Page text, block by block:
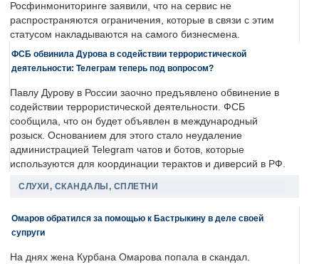
Росфинмониторинге заявили, что на сервис не
распространяются ограничения, которые в связи с этим
статусом накладываются на самого бизнесмена.
ФСБ обвинила Дурова в содействии террористической
деятельности: Телеграм теперь под вопросом?
Павлу Дурову в России заочно предъявлено обвинение в
содействии террористической деятельности. ФСБ
сообщила, что он будет объявлен в международный
розыск. Основанием для этого стало неудаление
администрацией Telegram чатов и ботов, которые
используются для координации терактов и диверсий в РФ.
СЛУХИ, СКАНДАЛЫ, СПЛЕТНИ
Омаров обратился за помощью к Бастрыкину в деле своей
супруги
На днях жена Курбана Омарова попала в скандал.